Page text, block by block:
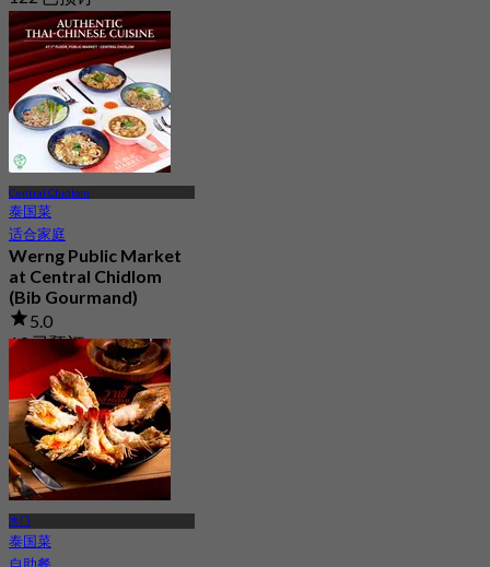
起฿ 3,884
Central Chidlom
泰国菜
适合家庭
Werng Public Market
at Central Chidlom
(Bib Gourmand)
5.0
19 已预订
฿ 283.33
水门
泰国菜